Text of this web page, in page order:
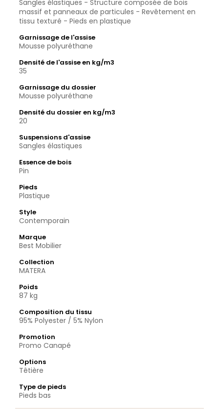
Sangles élastiques - Structure composée de bois
massif et panneaux de particules - Revêtement en
tissu texturé - Pieds en plastique
Garnissage de l'assise
Mousse polyuréthane
Densité de l'assise en kg/m3
35
Garnissage du dossier
Mousse polyuréthane
Densité du dossier en kg/m3
20
Suspensions d'assise
Sangles élastiques
Essence de bois
Pin
Pieds
Plastique
Style
Contemporain
Marque
Best Mobilier
Collection
MATERA
Poids
87 kg
Composition du tissu
95% Polyester / 5% Nylon
Promotion
Promo Canapé
Options
Têtière
Type de pieds
Pieds bas